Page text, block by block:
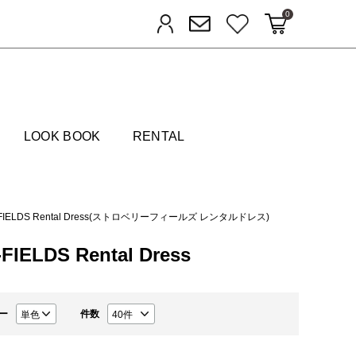
ログイン メルマガ登録お気に入りカートに入れる
0
LOOK BOOK RENTAL
Rental Dress(ストロベリーフィールズ レンタルドレス)
Rental Dress
件数